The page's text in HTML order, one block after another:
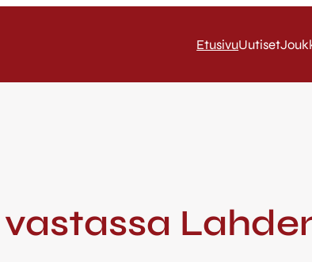
EtusivuUutiset